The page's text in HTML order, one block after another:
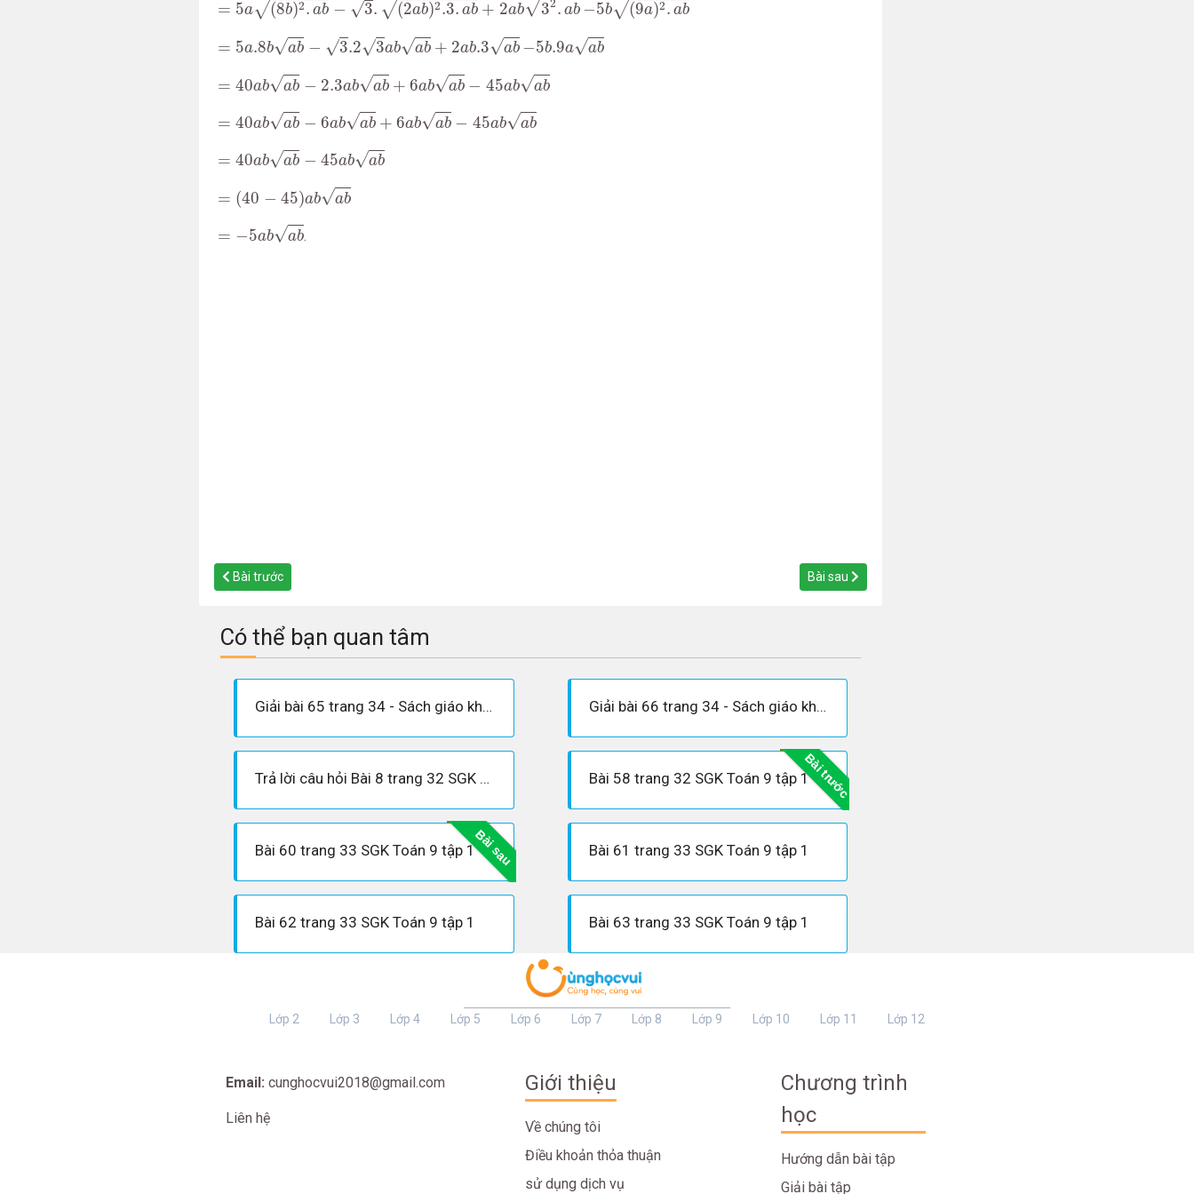
= 5a√(8b)2. ab − √3. √(2ab)2.3. ab + 2ab√32. ab −5b√(9a)2. ab
= 5a.8b√ab − √3.2√3ab√ab + 2ab.3√ab
a ba b−3 ab ab +2 ab .3ab
−5b.9a√ab
5b .9 b
= 40ab√ab − 2.3ab√ab + 6ab√ab − 45ab√ab
b−2.3 6ab aba
= 40ab√ab − 6ab√ab + 6ab√ab − 45ab√ab
b−6 6ab aba
= 40ab√ab − 45ab√ab
40a ba b−45 ba b
= (40 − 45)ab√ab
40 ab
= −5ab√ab
ab
.
Bài trước Bài sau
Có thể bạn quan tâm
Giải bài 65 trang 34 - Sách giáo khoa Toán 9 tập 1 Giải bài 66 trang 34 - Sách giáo khoa Toán 9 tập 1
Trả lời câu hỏi Bài 8 trang 32 SGK Toán 9 Tập 1 Bài trước
Bài 58 trang 32 SGK Toán 9 tập 1
Bài sau
Bài 60 trang 33 SGK Toán 9 tập 1 Bài 61 trang 33 SGK Toán 9 tập 1
Bài 62 trang 33 SGK Toán 9 tập 1 Bài 63 trang 33 SGK Toán 9 tập 1
Lớp 2 Lớp 3 Lớp 4 Lớp 5 Lớp 6 Lớp 7 Lớp 8 Lớp 9 Lớp 10 Lớp 11 Lớp 12
Email: cunghocvui2018@gmail.com
Liên hệ
Giới thiệu
Về chúng tôi
Điều khoản thỏa thuận
sử dụng dịch vụ
Chương trình
học
Hướng dẫn bài tập
Giải bài tập